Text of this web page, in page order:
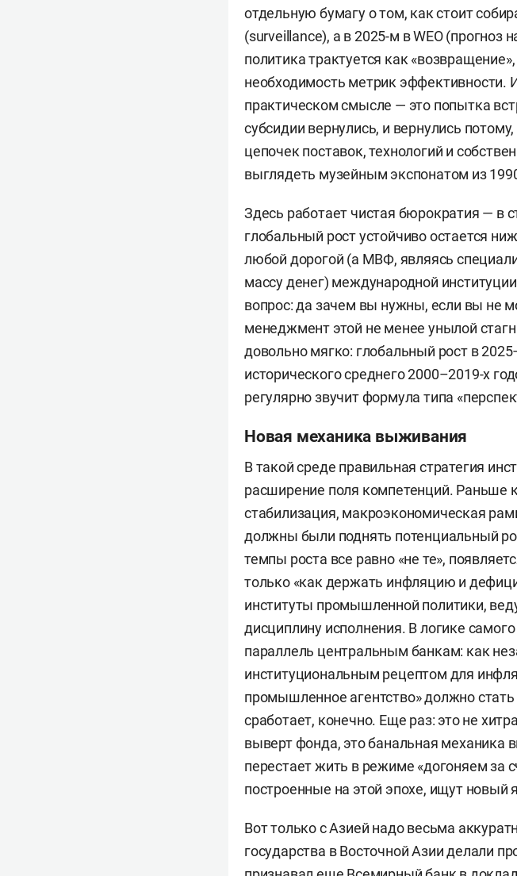
отдельную бумагу о том, как стоит
(surveillance), а в 2025-м в WEO
политика трактуется как
необходимость метрик эффективности.
практическом смысле — это попытка
субсидии вернулись, и вернулись
цепочек поставок, технологий и
выглядеть музейным экспонатом из
Здесь работает чистая бюрократия — в
глобальный рост устойчиво остается
любой дорогой (а МВФ, являясь
массу денег) международной
вопрос: да зачем вы нужны, если вы не
менеджмент этой не менее унылой
довольно мягко: глобальный рост в
исторического среднего 2000–2019-х
регулярно звучит формула типа
Новая механика выживания
В такой среде правильная стратегия
расширение поля компетенций. Раньше
стабилизация, макроэкономическая
должны были поднять потенциальный
темпы роста все равно «не те»,
только «как держать инфляцию и
институты промышленной политики,
дисциплину исполнения. В логике
параллель центральным банкам: как
институциональным рецептом для
промышленное агентство» должно
сработает, конечно. Еще раз: это не
выверт фонда, это банальная
перестает жить в режиме «догоняем за
построенные на этой эпохе, ищут новый
Вот только с Азией надо весьма
государства в Восточной Азии делали